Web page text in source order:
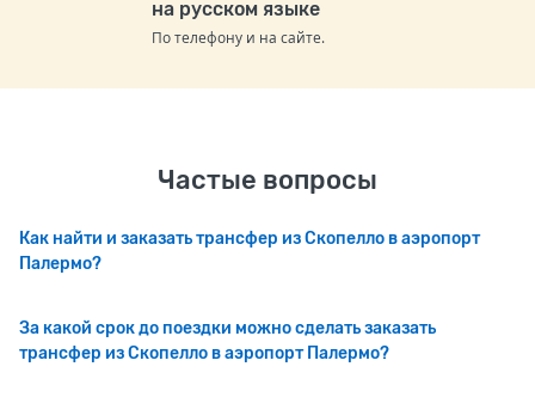
на русском языке
По телефону и на сайте.
Частые вопросы
Как найти и заказать трансфер из Скопелло в аэропорт
Палермо?
За какой срок до поездки можно сделать заказать
трансфер из Скопелло в аэропорт Палермо?